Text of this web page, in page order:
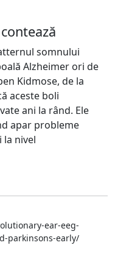
somnului
Alzheimer ori de
Kidmose, de la
aceste boli
ani la rând. Ele
apar probleme
la nivel
ear-eeg-
parkinsons-early/